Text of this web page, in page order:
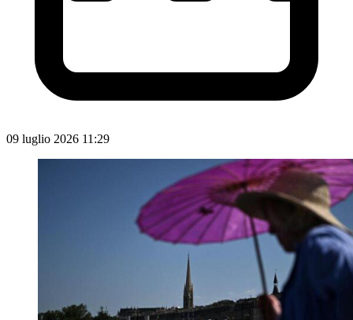
09 luglio 2026 11:29